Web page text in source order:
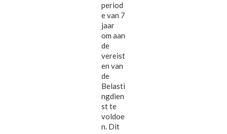
period
e van 7
jaar
om aan
de
vereist
en van
de
Belasti
ngdien
st te
voldoe
n. Dit